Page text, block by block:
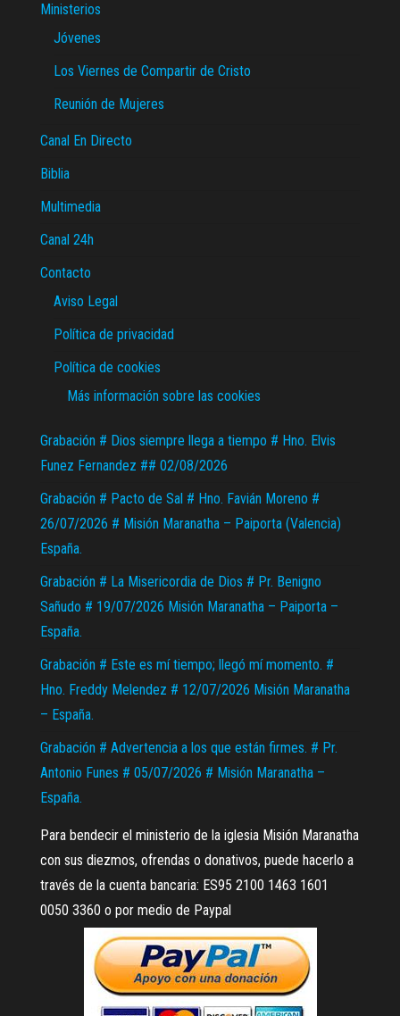
Ministerios
Jóvenes
Los Viernes de Compartir de Cristo
Reunión de Mujeres
Canal En Directo
Biblia
Multimedia
Canal 24h
Contacto
Aviso Legal
Política de privacidad
Política de cookies
Más información sobre las cookies
Grabación # Dios siempre llega a tiempo # Hno. Elvis
Funez Fernandez ## 02/08/2026
Grabación # Pacto de Sal # Hno. Favián Moreno #
26/07/2026 # Misión Maranatha – Paiporta (Valencia)
España.
Grabación # La Misericordia de Dios # Pr. Benigno
Sañudo # 19/07/2026 Misión Maranatha – Paiporta –
España.
Grabación # Este es mí tiempo; llegó mí momento. #
Hno. Freddy Melendez # 12/07/2026 Misión Maranatha
– España.
Grabación # Advertencia a los que están firmes. # Pr.
Antonio Funes # 05/07/2026 # Misión Maranatha –
España.
Para bendecir el ministerio de la iglesia Misión Maranatha
con sus diezmos, ofrendas o donativos, puede hacerlo a
través de la cuenta bancaria: ES95 2100 1463 1601
0050 3360 o por medio de Paypal